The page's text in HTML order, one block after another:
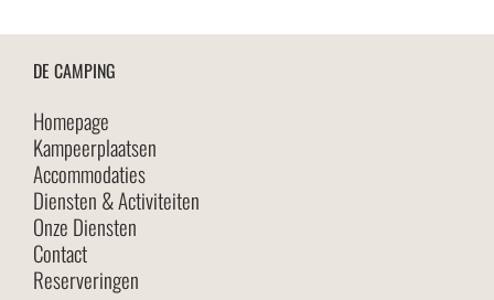
DE CAMPING
Homepage
Kampeerplaatsen
Accommodaties
Diensten & Activiteiten
Onze Diensten
Contact
Reserveringen